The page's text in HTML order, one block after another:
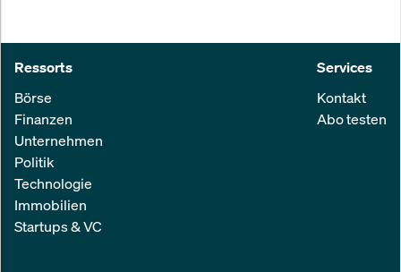
Ressorts
Börse
Finanzen
Unternehmen
Politik
Technologie
Immobilien
Startups & VC
Services
Kontakt
Abo testen